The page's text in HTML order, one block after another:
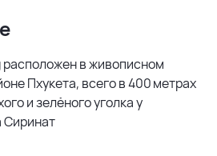
расположен в живописном
Пхукета, всего в 400 метрах
и зелёного уголка у
Сиринат